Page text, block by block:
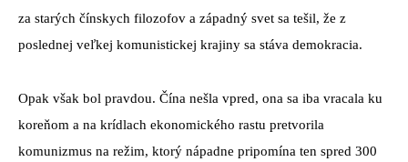
za starých čínskych filozofov a západný svet sa tešil, že z
poslednej veľkej komunistickej krajiny sa stáva demokracia.
Opak však bol pravdou. Čína nešla vpred, ona sa iba vracala ku
koreňom a na krídlach ekonomického rastu pretvorila
komunizmus na režim, ktorý nápadne pripomína ten spred 300